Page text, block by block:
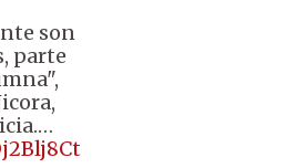
son
parte